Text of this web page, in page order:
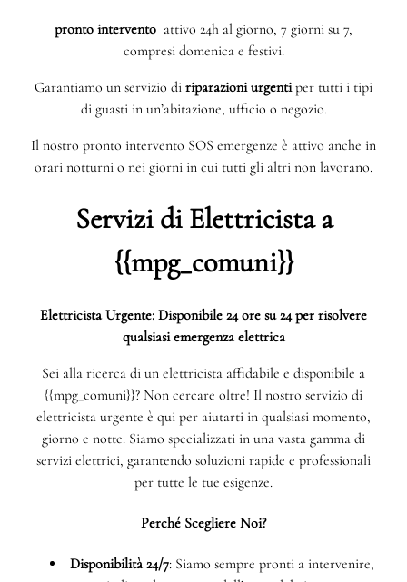
pronto intervento attivo 24h al giorno, 7 giorni su 7,
compresi domenica e festivi.
Garantiamo un servizio di riparazioni urgentiper tutti i tipi
di guasti in un’abitazione, ufficio o negozio.
Il nostro pronto intervento SOS emergenze è attivo anche in
orari notturni o nei giorni in cui tutti gli altri non lavorano.
Servizi di Elettricista a
{{mpg_comuni}}
Elettricista Urgente: Disponibile 24 ore su 24 per risolvere
qualsiasi emergenza elettrica
Sei alla ricerca di un elettricista affidabile e disponibile a
{{mpg_comuni}}? Non cercare oltre! Il nostro servizio di
elettricista urgente è qui per aiutarti in qualsiasi momento,
giorno e notte. Siamo specializzati in una vasta gamma di
servizi elettrici, garantendo soluzioni rapide e professionali
per tutte le tue esigenze.
Perché Scegliere Noi?
Disponibilità 24/7: Siamo sempre pronti a intervenire,